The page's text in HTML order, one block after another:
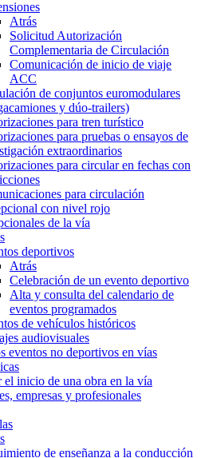
Atrás
Solicitud Autorización
Complementaria de Circulación
Comunicación de inicio de viaje
ACC
de conjuntos euromodulares
y dúo-trailers)
para tren turístico
para pruebas o ensayos de
extraordinarios
para circular en fechas con
para circulación
con nivel rojo
de la vía
deportivos
Atrás
Celebración de un evento deportivo
Alta y consulta del calendario de
eventos programados
de vehículos históricos
audiovisuales
eventos no deportivos en vías
el inicio de una obra en la vía
empresas y profesionales
de enseñanza a la conducción